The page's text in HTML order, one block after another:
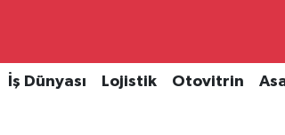
İş Dünyası Lojistik Otovitrin